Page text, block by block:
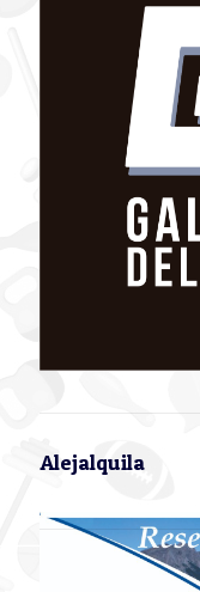
Alejalquila